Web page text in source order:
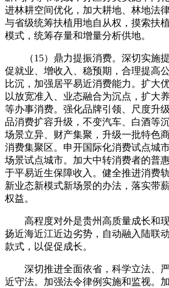
进林耕空间优化，加大耕地、林地法
与省级统筹扶植用地自从权，摸索扶
模式，统筹存量和增量分析供地。
（15）鼎力提振消费。深切实施提
促就业、增收入、稳预期，合理提高
比沉，加强居平易近消费能力。扩大
以放宽准入、业态融合为沉点，扩大
等办事消费。强化品牌引领、尺度升
品消费扩容升级，不变汽车、白酒等
场景立异、财产集聚，升级一批特色
消费集聚区。申开国际化消费试点城
场景试点城市。加大中转消费者的普
于平易近生保障收入。健全推进消费
新业态新模式新场景的办法，落实带
权益。
高程度对外是贵州高质量成长和现
扬近海近江近边劣势，自动融入陆联
款式，以促促成长。
深切推进全面依省，科学立法、严
近守法。加强法令律例实施和监视。